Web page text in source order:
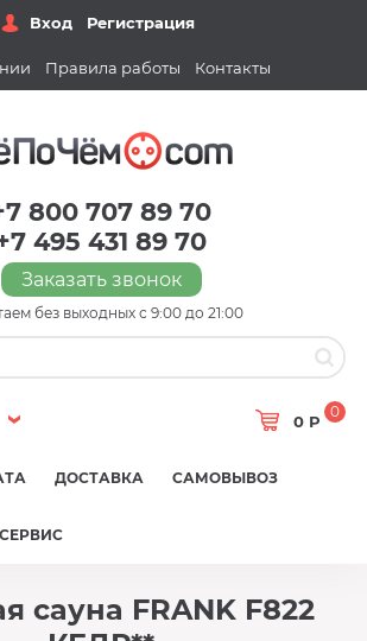
Вход Регистрация
Правила работы Контакты
800 707 89 70
495 431 89 70
Заказать звонок
без выходных с 9:00 до 21:00
0 Р
0
ДОСТАВКА САМОВЫВОЗ
СЕРВИС
сауна FRANK F822